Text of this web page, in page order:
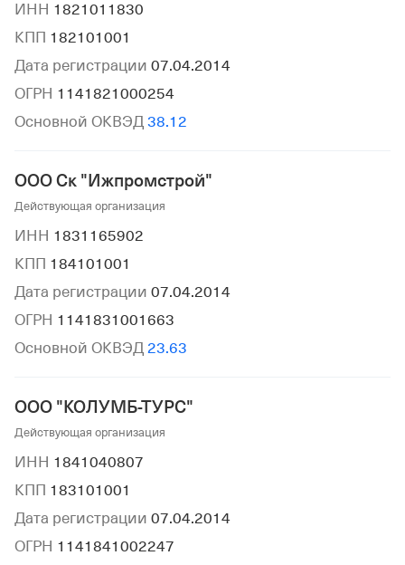
ИНН 1821011830
КПП 182101001
Дата регистрации 07.04.2014
ОГРН 1141821000254
Основной ОКВЭД 38.12
ООО Ск "Ижпромстрой"
Действующая организация
ИНН 1831165902
КПП 184101001
Дата регистрации 07.04.2014
ОГРН 1141831001663
Основной ОКВЭД 23.63
ООО "КОЛУМБ-ТУРС"
Действующая организация
ИНН 1841040807
КПП 183101001
Дата регистрации 07.04.2014
ОГРН 1141841002247